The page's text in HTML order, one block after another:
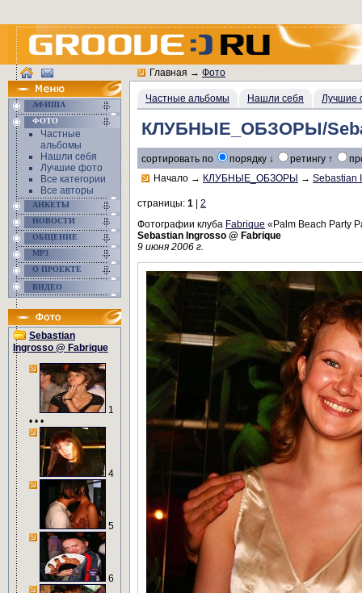
АФИША
ФОТО
Частные
альбомы
Нашли себя
Лучшие фото
Все категории
Все авторы
АНКЕТЫ
НОВОСТИ
ОБЩЕНИЕ
MP3
О ПРОЕКТЕ
ВИДЕО
Sebastian
Ingrosso @ Fabrique
1
• • •
4
5
6
Главная→Фото
Частные альбомы Нашли себя Лучшие
КЛУБНЫЕ_ОБЗОРЫ/
сортировать по порядку ↓ ретингу ↑
Начало → КЛУБНЫЕ_ОБЗОРЫ → Sebastian
страницы: 1
2
Фотографии клуба Fabrique «Palm Beach Party
Sebastian Ingrosso @ Fabrique
9 июня 2006 г.